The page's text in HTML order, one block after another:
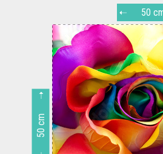
50
50 cm